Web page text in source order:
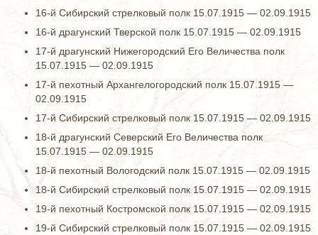
16-й Сибирский стрелковый полк 15.07.1915 — 02.09.1915
16-й драгунский Тверской полк 15.07.1915 — 02.09.1915
17-й драгунский Нижегородский Его Величества полк
15.07.1915 — 02.09.1915
17-й пехотный Архангелогородский полк 15.07.1915 —
02.09.1915
17-й Сибирский стрелковый полк 15.07.1915 — 02.09.1915
18-й драгунский Северский Его Величества полк
15.07.1915 — 02.09.1915
18-й пехотный Вологодский полк 15.07.1915 — 02.09.1915
18-й Сибирский стрелковый полк 15.07.1915 — 02.09.1915
19-й пехотный Костромской полк 15.07.1915 — 02.09.1915
19-й Сибирский стрелковый полк 15.07.1915 — 02.09.1915